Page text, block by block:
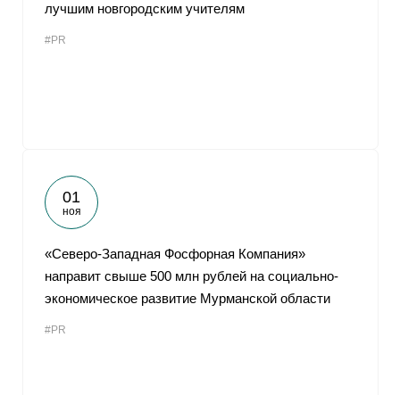
лучшим новгородским учителям
#PR
01
ноя
«Северо-Западная Фосфорная Компания»
направит свыше 500 млн рублей на социально-
экономическое развитие Мурманской области
#PR